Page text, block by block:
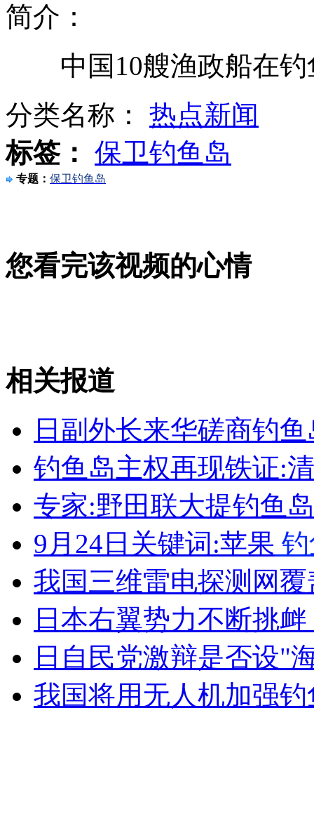
新疆发现古墓群已出土500余件文物
吉林首届警运会开赛 注重实战应用
无痛分娩是否安全 医生回应
外交部：反对强权政治霸凌主义
外交部：有关国家言论片面不公正
安徽一实载49人客车翻车
走！跟着总书记去植树
简介：
中国10艘渔政船在钓
分类名称： 热点新闻
标签： 保卫钓鱼岛
专题： 保卫钓鱼岛
您看完该视频的心情
相关报道
日副外长来华磋商钓
钓鱼岛主权再现铁证:
专家:野田联大提钓鱼
9月24日关键词:苹果
我国三维雷电探测网
日本右翼势力不断挑
日自民党激辩是否设"
我国将用无人机加强